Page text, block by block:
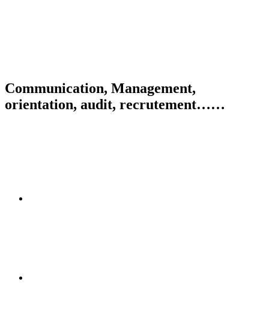
Communication, Management,
orientation, audit, recrutement……